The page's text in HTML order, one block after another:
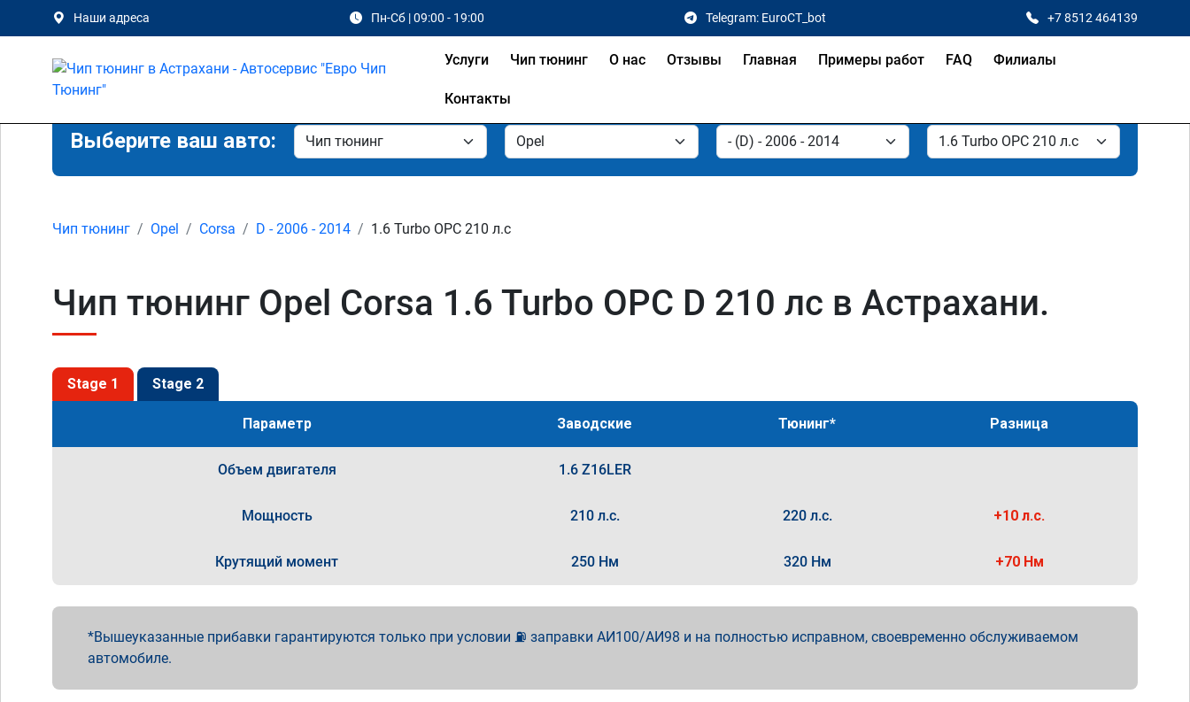
Наши адреса Пн-Сб | 09:00 - 19:00 Telegram: EuroCT_bot +7 8512 464139
Услуги Чип тюнинг О нас Отзывы Главная Примеры работ FAQ Филиалы
Контакты
Выберите ваш авто:
Чип тюнинг Opel Corsa D - 2006 - 2014 1.6 Turbo OPC 210 л.с
Чип тюнинг Opel Corsa 1.6 Turbo OPC D 210 лс в Астрахани.
Stage 1 Stage 2
Параметр Заводские Тюнинг* Разница
Объем двигателя 1.6 Z16LER
Мощность 210 л.с. 220 л.с. +10 л.с.
Крутящий момент 250 Нм 320 Нм +70 Нм
Вышеуказанные прибавки гарантируются только при условии ⛽ заправки АИ100/АИ98 и на полностью исправном, своевременно обслуживаемом
автомобиле.